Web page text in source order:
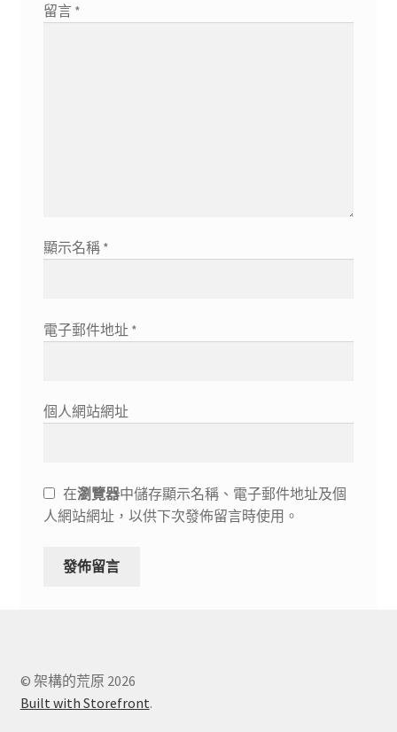
留言 *
顯示名稱 *
電子郵件地址 *
個人網站網址
在瀏覽器中儲存顯示名稱、電子郵件地址及個
人網站網址，以供下次發佈留言時使用。
© 架構的荒原 2026
Built with Storefront.